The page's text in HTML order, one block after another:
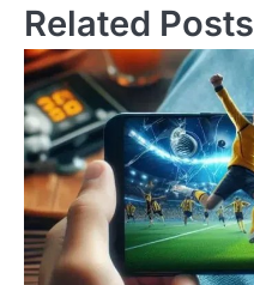
Related Posts